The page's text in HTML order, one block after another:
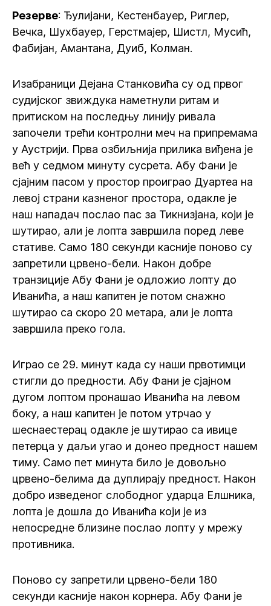
Резерве: Ђулијани, Кестенбауер, Риглер,
Вечка, Шухбауер, Герстмајер, Шистл, Мусић,
Фабијан, Амантана, Дуиб, Колман.
Изабраници Дејана Станковића су од првог
судијског звиждука наметнули ритам и
притиском на последњу линију ривала
започели трећи контролни меч на припремама
у Аустрији. Прва озбиљнија прилика виђена је
већ у седмом минуту сусрета. Абу Фани је
сјајним пасом у простор проиграо Дуартеа на
левој страни казненог простора, одакле је
наш нападач послао пас за Тикнизјана, који је
шутирао, али је лопта завршила поред леве
стативе. Само 180 секунди касније поново су
запретили црвено-бели. Након добре
транзиције Абу Фани је одложио лопту до
Иванића, а наш капитен је потом снажно
шутирао са скоро 20 метара, али је лопта
завршила преко гола.
Играо се 29. минут када су наши првотимци
стигли до предности. Абу Фани је сјајном
дугом лоптом пронашао Иванића на левом
боку, а наш капитен је потом утрчао у
шеснаестерац одакле је шутирао са ивице
петерца у даљи угао и донео предност нашем
тиму. Само пет минута било је довољно
црвено-белима да дуплирају предност. Након
добро изведеног слободног ударца Елшника,
лопта је дошла до Иванића који је из
непосредне близине послао лопту у мрежу
противника.
Поново су запретили црвено-бели 180
секунди касније након корнера. Абу Фани је